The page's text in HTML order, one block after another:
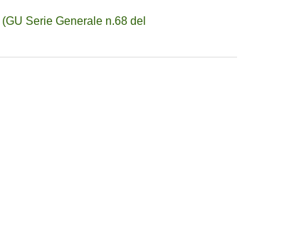
(GU Serie Generale n.68 del